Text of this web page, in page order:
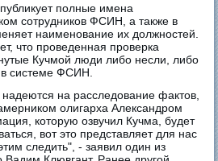
полные имена
сотрудников ФСИН, а также в
наименование их должностей.
что проведенная проверка
Кучмой люди либо несли, либо
в системе ФСИН.
на расследование фактов,
олигарха Александром
которую озвучил Кучма, будет
вот это представляет для нас
следить", - заявил один из